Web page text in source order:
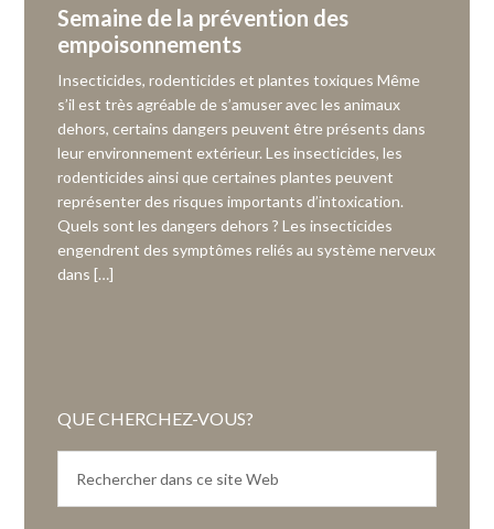
Semaine de la prévention des
empoisonnements
Insecticides, rodenticides et plantes toxiques Même
s’il est très agréable de s’amuser avec les animaux
dehors, certains dangers peuvent être présents dans
leur environnement extérieur. Les insecticides, les
rodenticides ainsi que certaines plantes peuvent
représenter des risques importants d’intoxication.
Quels sont les dangers dehors ? Les insecticides
engendrent des symptômes reliés au système nerveux
dans […]
QUE CHERCHEZ-VOUS?